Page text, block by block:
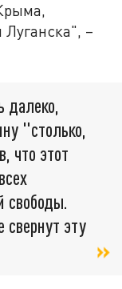
–
далеко,
"столько,
что этот
свободы.
свернут эту